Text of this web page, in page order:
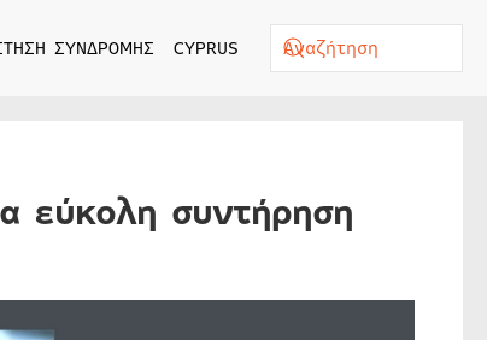
ΣΥΝΔΡΟΜΗΣ CYPRUS
εύκολη συντήρηση